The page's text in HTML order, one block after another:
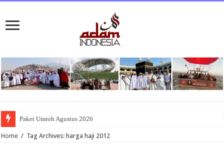
Paket Umroh Agustus 2026
Home / Tag Archives: harga haji 2012